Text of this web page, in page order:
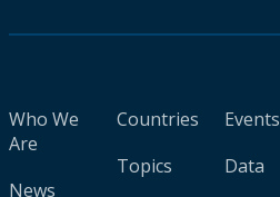
Who We
Are
News
Countries
Topics
Events
Data